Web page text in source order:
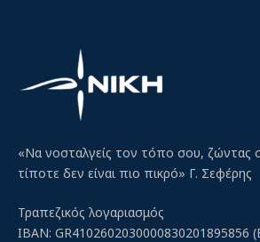
«Να νοσταλγείς τον τόπο σου, ζώντας
τίποτε δεν είναι πιο πικρό» Γ. Σεφέρης
Τραπεζικός λογαριασμός
IBAN: GR4102602030000830201895856